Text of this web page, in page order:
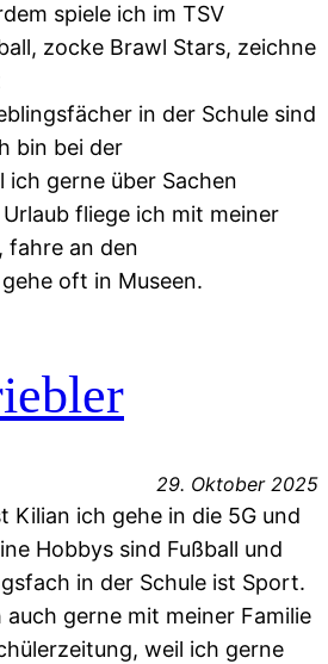
spiele ich im TSV
zocke Brawl Stars, zeichne
in der Schule sind
bin bei der
ich gerne über Sachen
fliege ich mit meiner
fahre an den
oft in Museen.
29. Oktober 2025
Kilian ich gehe in die 5G und
Hobbys sind Fußball und
in der Schule ist Sport.
gerne mit meiner Familie
weil ich gerne